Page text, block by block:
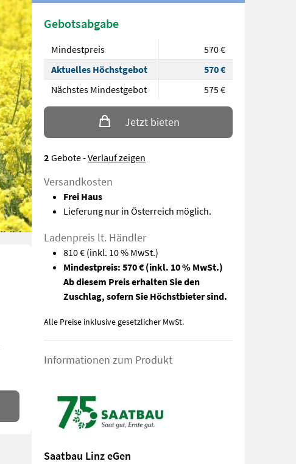
Gebotsabgabe
Mindestpreis
570 €
Aktuelles Höchstgebot
570 €
Nächstes Mindestgebot
575 €
Jetzt bieten
2 Gebote-Verlauf zeigen
Versandkosten
Frei Haus
Lieferung nur in Österreich möglich.
Ladenpreis lt. Händler
810 € (inkl. 10 % MwSt.)
Mindestpreis: 570 €(inkl. 10 % MwSt.)
Ab diesem Preis erhalten Sie den
Zuschlag, sofern Sie Höchstbieter sind.
Alle Preise inklusive gesetzlicher MwSt.
Informationen zum Produkt
Saatbau Linz eGen